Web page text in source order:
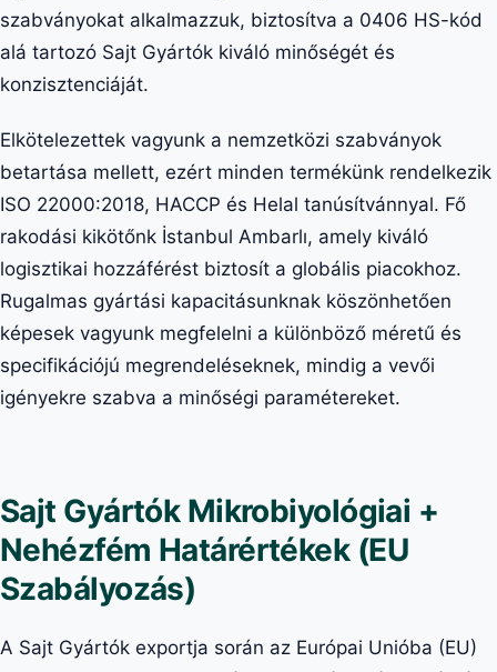
szabványokat alkalmazzuk, biztosítva a 0406 HS-kód
alá tartozó Sajt Gyártók kiváló minőségét és
konzisztenciáját.
Elkötelezettek vagyunk a nemzetközi szabványok
betartása mellett, ezért minden termékünk rendelkezik
ISO 22000:2018, HACCP és Helal tanúsítvánnyal. Fő
rakodási kikötőnk İstanbul Ambarlı, amely kiváló
logisztikai hozzáférést biztosít a globális piacokhoz.
Rugalmas gyártási kapacitásunknak köszönhetően
képesek vagyunk megfelelni a különböző méretű és
specifikációjú megrendeléseknek, mindig a vevői
igényekre szabva a minőségi paramétereket.
Sajt Gyártók Mikrobiyológiai +
Nehézfém Határértékek (EU
Szabályozás)
A Sajt Gyártók exportja során az Európai Unióba (EU)